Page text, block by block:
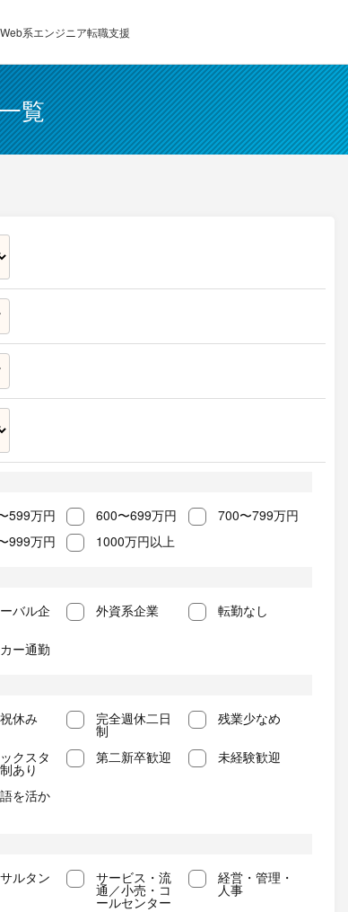
系エンジニア転職支援
覧
599万円 600〜699万円
700〜799万円
999万円 1000万円以上
バル企 外資系企業 転勤なし
ー通勤
休み 完全週休二日
制
残業少なめ
クスタ
あり
第二新卒歓迎 未経験歓迎
を活か
ルタン サービス・流
通／小売・コ
ールセンター
経営・管理・
人事